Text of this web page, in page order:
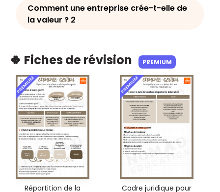
Comment une entreprise crée-t-elle de
la valeur ? 2
🍀 Fiches de révision PREMIUM
PREMIUM
Répartition de la
PREMIUM
Cadre juridique pour